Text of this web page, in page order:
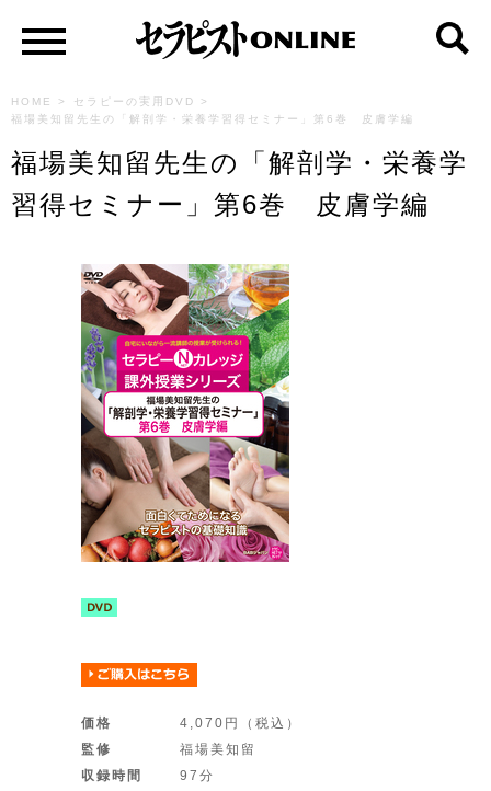
HOME > セラピーの実用DVD
>
福場美知留先生の「解剖学・栄養学習得セミナー」第6巻 皮膚学編
福場美知留先生の「解剖学・栄養学
習得セミナー」第6巻 皮膚学編
価格
4,070円（税込）
監修
福場美知留
収録時間
97分